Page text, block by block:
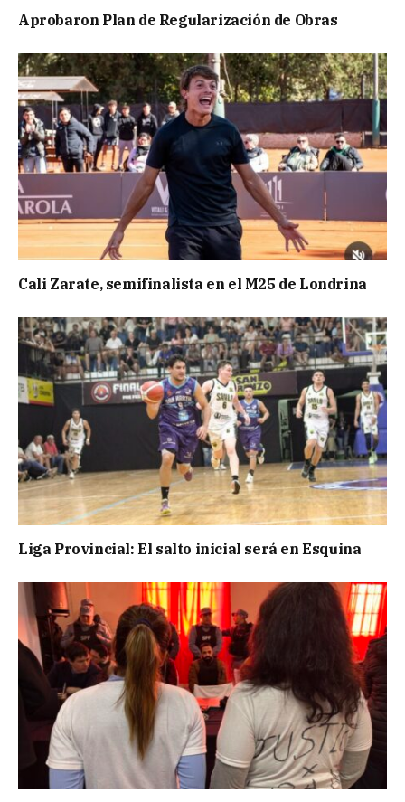
Aprobaron Plan de Regularización de Obras
Cali Zarate, semifinalista en el M25 de Londrina
Liga Provincial: El salto inicial será en Esquina